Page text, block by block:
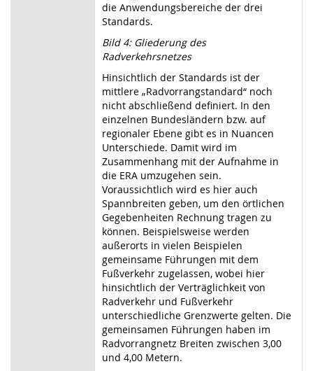
die Anwendungsbereiche der drei
Standards.
Bild 4: Gliederung des
Radverkehrsnetzes
Hinsichtlich der Standards ist der
mittlere „Radvorrangstandard“ noch
nicht abschließend definiert. In den
einzelnen Bundesländern bzw. auf
regionaler Ebene gibt es in Nuancen
Unterschiede. Damit wird im
Zusammenhang mit der Aufnahme in
die ERA umzugehen sein.
Voraussichtlich wird es hier auch
Spannbreiten geben, um den örtlichen
Gegebenheiten Rechnung tragen zu
können. Beispielsweise werden
außerorts in vielen Beispielen
gemeinsame Führungen mit dem
Fußverkehr zugelassen, wobei hier
hinsichtlich der Verträglichkeit von
Radverkehr und Fußverkehr
unterschiedliche Grenzwerte gelten. Die
gemeinsamen Führungen haben im
Radvorrangnetz Breiten zwischen 3,00
und 4,00 Metern.